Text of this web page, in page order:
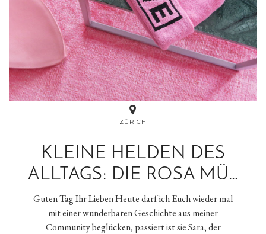
ZÜRICH
KLEINE HELDEN DES
ALLTAGS: DIE ROSA MÜ…
Guten Tag Ihr Lieben Heute darf ich Euch wieder mal
mit einer wunderbaren Geschichte aus meiner
Community beglücken, passiert ist sie Sara, der